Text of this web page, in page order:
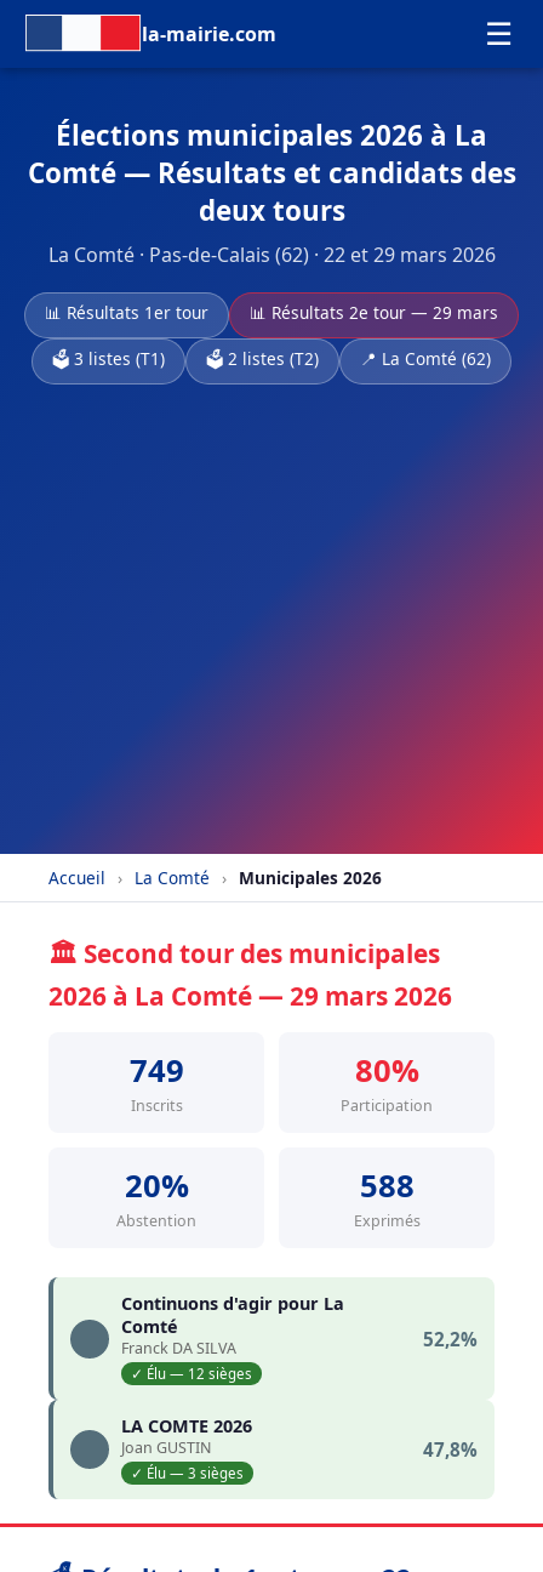
la-mairie.com ☰
Élections municipales 2026 à La
Comté — Résultats et candidats des
deux tours
La Comté · Pas-de-Calais (62) · 22 et 29 mars 2026
📊 Résultats 1er tour
📊 Résultats 2e tour — 29 mars
🗳️ 3 listes (T1)
🗳️ 2 listes (T2) 📍 La Comté (62)
Accueil › La Comté › Municipales 2026
🏛️ Second tour des municipales
2026 à La Comté — 29 mars 2026
749
Inscrits
80%
Participation
20%
Abstention
588
Exprimés
Continuons d'agir pour La
Comté
Franck DA SILVA
✓ Élu — 12 sièges
52,2%
LA COMTE 2026
Joan GUSTIN
✓ Élu — 3 sièges
47,8%